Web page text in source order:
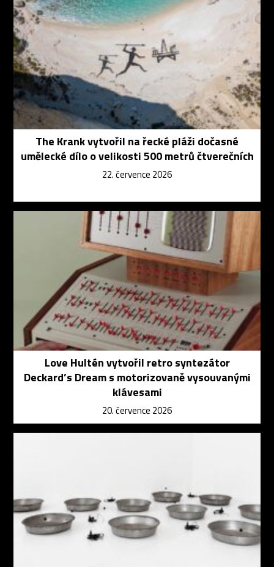
The Krank vytvořil na řecké pláži dočasné
umělecké dílo o velikosti 500 metrů čtverečních
22. července 2026
Love Hultén vytvořil retro syntezátor
Deckard’s Dream s motorizovaně vysouvanými
klávesami
20. července 2026